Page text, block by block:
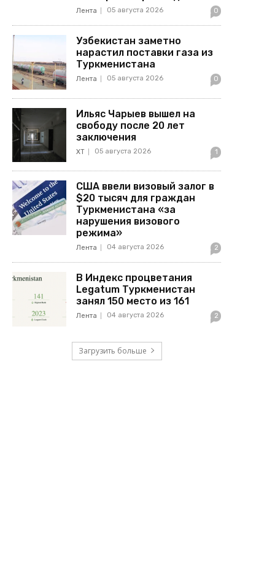
Лента 05 августа 2026 0
Узбекистан заметно
нарастил поставки газа из
Туркменистана
Лента 05 августа 2026 0
Ильяс Чарыев вышел на
свободу после 20 лет
заключения
ХТ 05 августа 2026 1
США ввели визовый залог в
$20 тысяч для граждан
Туркменистана «за
нарушения визового
режима»
Лента 04 августа 2026 2
В Индекс процветания
Legatum Туркменистан
занял 150 место из 161
Лента 04 августа 2026 2
Загрузить больше